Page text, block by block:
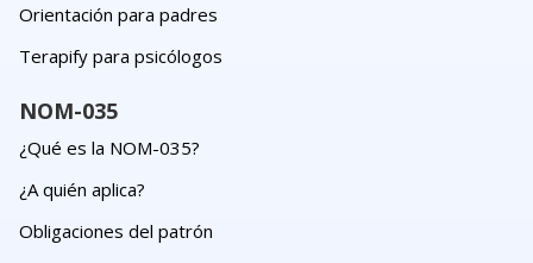
Orientación para padres
Terapify para psicólogos
NOM-035
¿Qué es la NOM-035?
¿A quién aplica?
Obligaciones del patrón